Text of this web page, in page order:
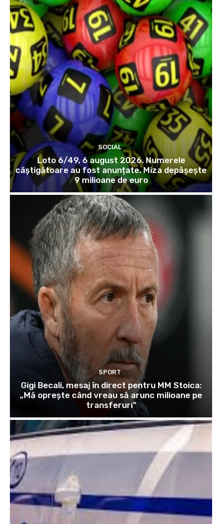
SOCIAL
Loto 6/49, 6 august 2026. Numerele
câștigătoare au fost anunțate. Miza depășește
9 milioane de euro
SPORT
Gigi Becali, mesaj în direct pentru MM Stoica:
„Mă oprește când vreau să arunc milioane pe
transferuri”